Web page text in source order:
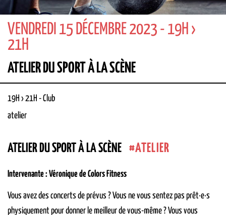
VENDREDI 15 DÉCEMBRE 2023 - 19H ›
21H
ATELIER DU SPORT À LA SCÈNE
19H › 21H -Club
atelier
ATELIER DU SPORT À LA SCÈNE ATELIER
Intervenante : Véronique de Colors Fitness
Vous avez des concerts de prévus ? Vous ne vous sentez pas prêt·e·s
physiquement pour donner le meilleur de vous-même ? Vous vous